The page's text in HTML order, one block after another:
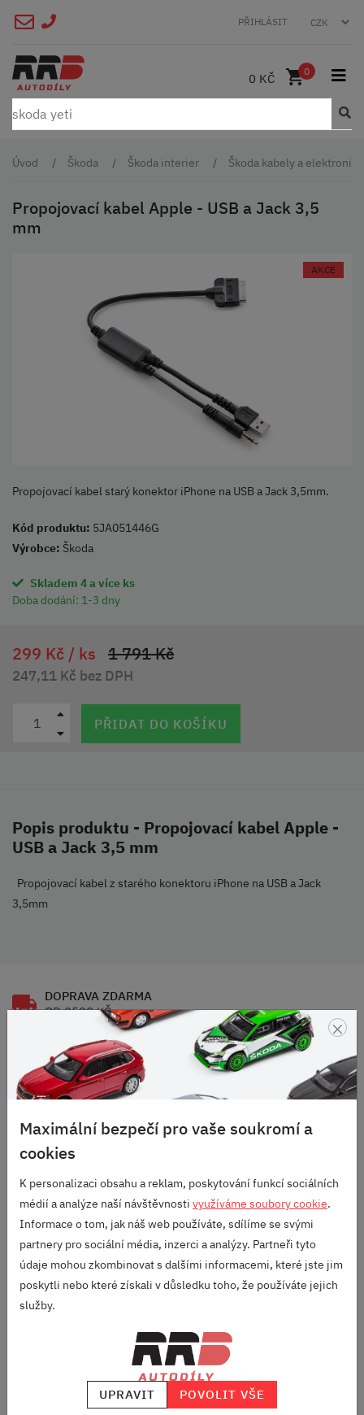
PŘIHLÁSIT
0 KČ 0
Úvod Škoda Škoda interier Škoda kabely a elektronika
Propojovací kabel Apple - USB a Jack 3,5
mm
AKCE
Propojovací kabel starý konektor iPhone na USB a Jack 3,5mm.
Kód produktu: 5JA051446G
Výrobce: Škoda
Skladem 4 a více ks
Doba dodání: 1-3 dny
299 Kč / ks 1 791 Kč
247,11 Kč bez DPH
PŘIDAT DO KOŠÍKU
Popis produktu - Propojovací kabel Apple -
USB a Jack 3,5 mm
Propojovací kabel z starého konektoru iPhone na USB a Jack
3,5mm
DOPRAVA ZDARMA
OD 2500 KČ
VELKÝ VÝBĚR
ZNAČEK
RODINNÁ FIRMA
SKVĚLÉ HODNOCENÍ
HEUREKA.CZ
Odebírej náš newsletter
a vždycky budeš vědět, jaký ALU kola máme v akci, co najdeš
novýho v nabídce a do mailu ti přiletí nějaký počteníčko z našeho
blogu "Pod kapotou".
ODEBÍRAT
Odesláním souhlasíš sezpracováním osobních údajů.
×
Maximální bezpečí pro vaše soukromí a
cookies
K personalizaci obsahu a reklam, poskytování funkcí sociálních
médií a analýze naší návštěvnosti využíváme soubory cookie.
Informace o tom, jak náš web používáte, sdílíme se svými
partnery pro sociální média, inzerci a analýzy. Partneři tyto
údaje mohou zkombinovat s dalšími informacemi, které jste jim
poskytli nebo které získali v důsledku toho, že používáte jejich
služby.
UPRAVIT POVOLIT VŠE